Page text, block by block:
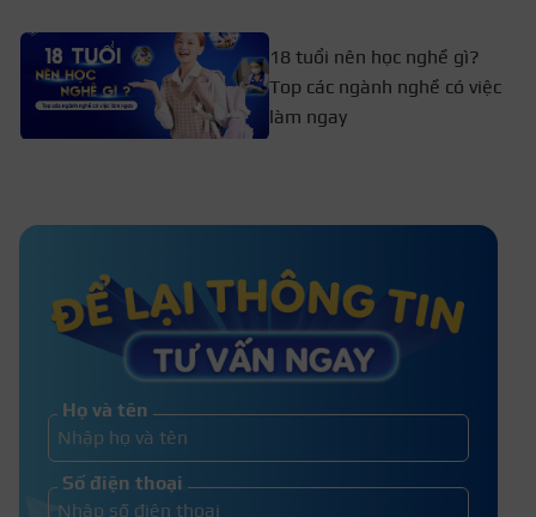
18 tuổi nên học nghề gì?
Top các ngành nghề có việc
làm ngay
Top 10+ trường vừa học THPT vừa
học nghề ở Hà Nội
tốt cho tương lai hơn?
Họ và tên
Số điện thoại